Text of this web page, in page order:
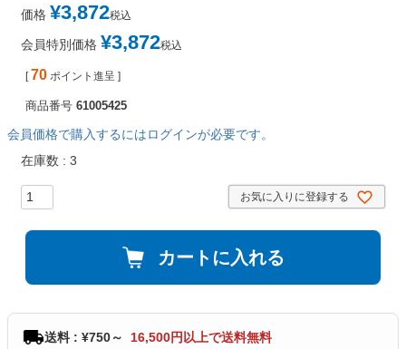
価格 ¥3,872税込
会員特別価格 ¥3,872税込
[ 70 ポイント進呈 ]
商品番号 61005425
会員価格で購入するにはログインが必要です。
在庫数
3
お気に入りに登録する
カートに入れる
送料 : ¥750～ 16,500円以上で送料無料